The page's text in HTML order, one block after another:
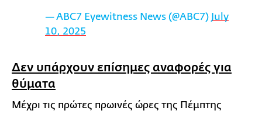
— ABC7 Eyewitness News (@ABC7) July
10, 2025
Δεν υπάρχουν επίσημες αναφορές για
θύματα
Μέχρι τις πρώτες πρωινές ώρες της Πέμπτης